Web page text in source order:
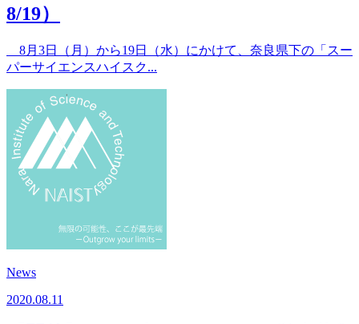
8/19）
8月3日（月）から19日（水）にかけて、奈良県下の「スー
パーサイエンスハイスク...
News
2020.08.11